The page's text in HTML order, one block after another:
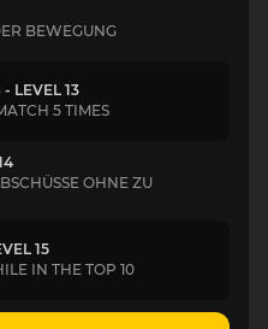
BEWEGUNG
LEVEL 13
5 TIMES
OHNE ZU
15
IN THE TOP 10